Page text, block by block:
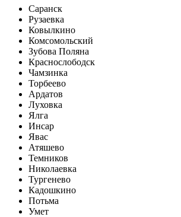
Саранск
Рузаевка
Ковылкино
Комсомольский
Зубова Поляна
Краснослободск
Чамзинка
Торбеево
Ардатов
Луховка
Ялга
Инсар
Явас
Атяшево
Темников
Николаевка
Тургенево
Кадошкино
Потьма
Умет